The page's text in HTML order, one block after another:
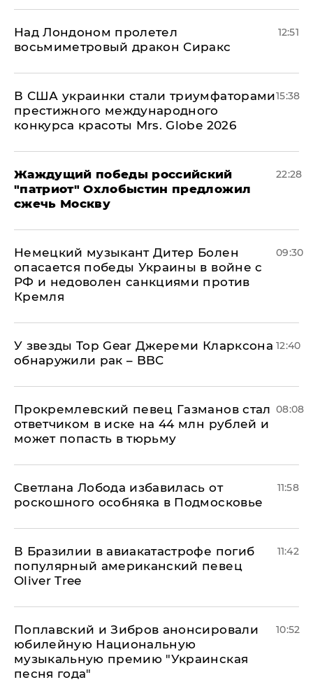
Над Лондоном пролетел
восьмиметровый дракон Сиракс
12:51
В США украинки стали триумфаторами
престижного международного
конкурса красоты Mrs. Globe 2026
15:38
Жаждущий победы российский
"патриот" Охлобыстин предложил
сжечь Москву
22:28
Немецкий музыкант Дитер Болен
опасается победы Украины в войне с
РФ и недоволен санкциями против
Кремля
09:30
У звезды Top Gear Джереми Кларксона
обнаружили рак – BBC
12:40
Прокремлевский певец Газманов стал
ответчиком в иске на 44 млн рублей и
может попасть в тюрьму
08:08
Светлана Лобода избавилась от
роскошного особняка в Подмосковье
11:58
В Бразилии в авиакатастрофе погиб
популярный американский певец
Oliver Tree
11:42
Поплавский и Зибров анонсировали
юбилейную Национальную
музыкальную премию "Украинская
песня года"
10:52